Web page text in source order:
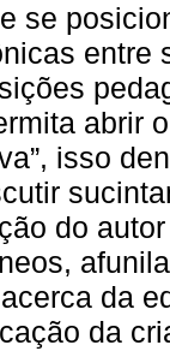
se
entre
abrir
isso
do
da
da